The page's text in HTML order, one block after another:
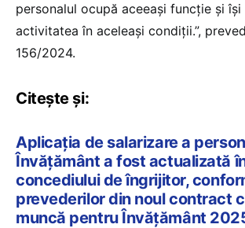
personalul ocupă aceeași funcție și își
activitatea în aceleași condiții.”,
156/2024.
Citește și:
Aplicația de salarizare a
Învățământ a fost actualizată
concediului de îngrijitor,
prevederilor din noul contract
muncă pentru Învățământ